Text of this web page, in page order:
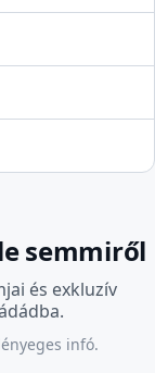
semmiről
és exkluzív
infó.